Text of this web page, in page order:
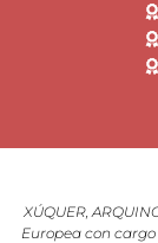
XÚQUER,
Europea con